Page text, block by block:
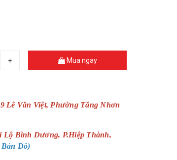
+ Mua ngay
Lê Văn Việt, Phường Tăng Nhơn
Lộ Bình Dương, P.Hiệp Thành,
Bản Đồ)